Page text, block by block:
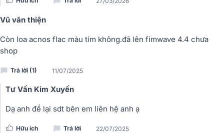
Vũ văn thiện
Còn loa acnos flac màu tím không.đã lên fimwave 4.4 chưa
shop
Trả lời (1) 11/07/2025
Tư Vấn Kim Xuyến
Dạ anh để lại sdt bên em liên hệ anh ạ
Hữu ích Trả lời 22/07/2025